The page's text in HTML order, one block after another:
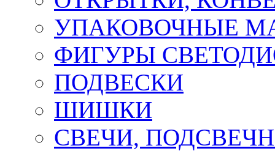
УПАКОВОЧНЫЕ
ФИГУРЫ
ПОДВЕСКИ
ШИШКИ
СВЕЧИ,